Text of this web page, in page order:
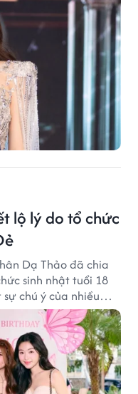
lộ lý do tổ chức
Dạ Thảo đã chia
sinh nhật tuổi 18
chú ý của nhiều